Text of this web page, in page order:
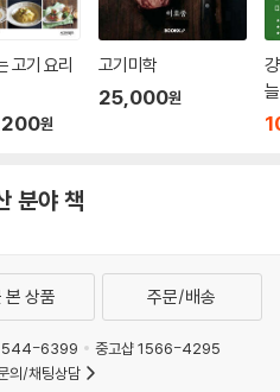
고기 요리
원
고기미학
25,000원
분야 책
본 상품 주문/배송
6399
중고샵 1566-4295
의/채팅상담